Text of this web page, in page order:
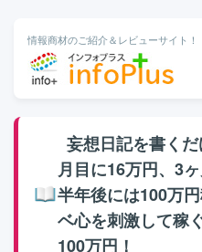
情報商材のご紹介＆レビューサイト！
有料
オン
妄想日記を書く
月目に16万円、3
半年後には100万
ベ心を刺激して稼
100万円！